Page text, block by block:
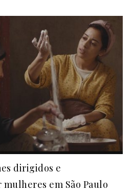
dirigidos e
em São Paulo